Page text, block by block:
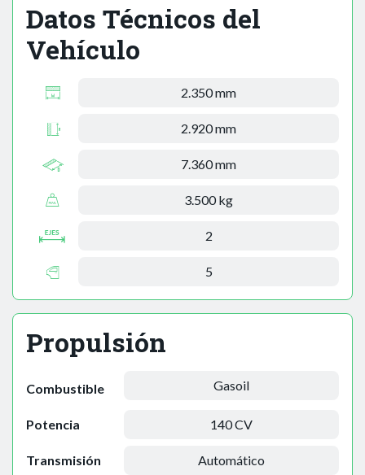
Datos Técnicos del
Vehículo
2.350 mm
2.920 mm
7.360 mm
3.500 kg
2
5
Propulsión
Combustible Gasoil
Potencia 140 CV
Transmisión Automático